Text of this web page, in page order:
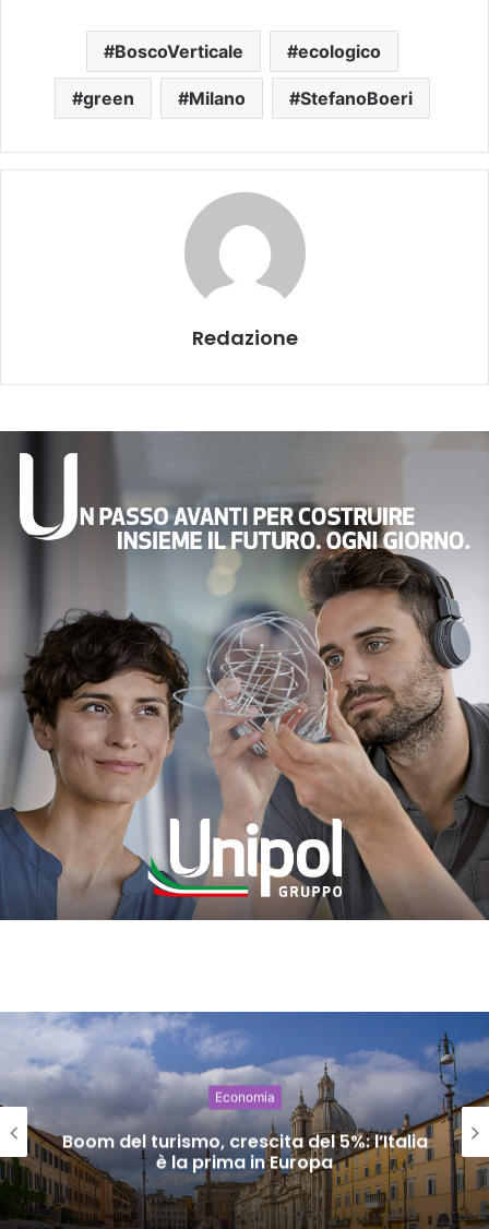
BoscoVerticale ecologico
green Milano StefanoBoeri
Redazione
Economia
Boom del turismo, crescita del 5%: l’Italia
è la prima in Europa